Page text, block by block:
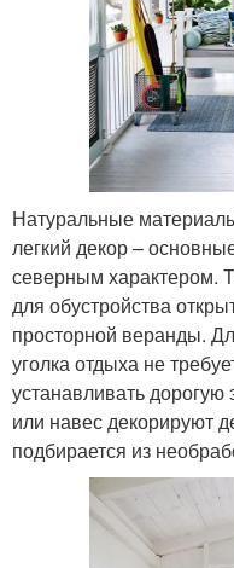
Натуральные
легкий декор –
северным характером.
для обустройства
просторной веранды.
уголка отдыха не
устанавливать
или навес декорируют
подбирается из